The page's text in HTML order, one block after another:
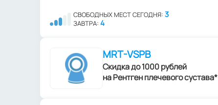
СВОБОДНЫХ МЕСТ СЕГОДНЯ: 3
ЗАВТРА: 4
MRT-VSPB
Скидка до 1000 рублей
на Рентген плечевого сустава*